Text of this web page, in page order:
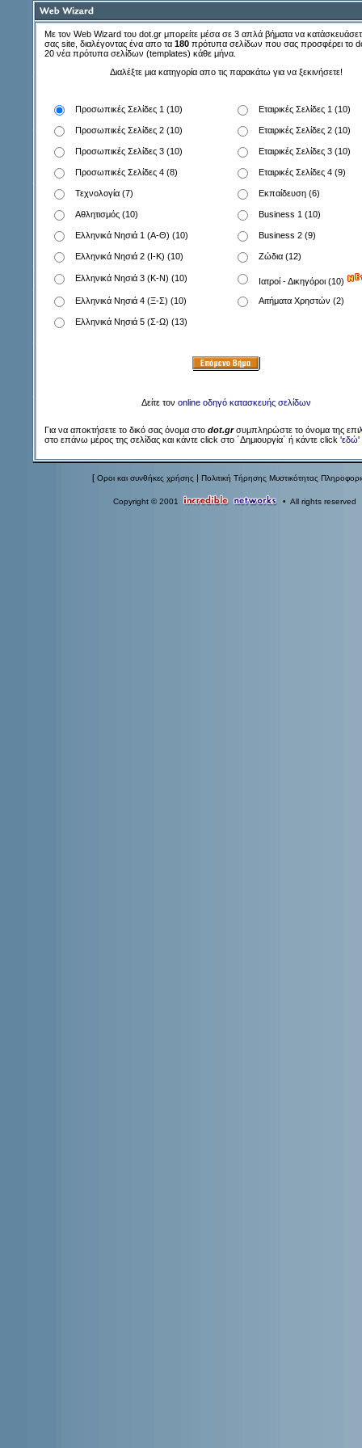
Με τον Web Wizard του dot.gr μπορείτε μέσα σε 3 απλά βήματα να
σας site, διαλέγοντας ένα απο τα 180πρότυπα σελίδων που σας προσφέρει το
20 νέα πρότυπα σελίδων (templates) κάθε μήνα.
Διαλέξτε μια κατηγορία απο τις παρακάτω για να ξεκινήσετε!
Προσωπικές Σελίδες 1 (10) Εταιρικές Σελίδες 1 (10)
Προσωπικές Σελίδες 2 (10) Εταιρικές Σελίδες 2 (10)
Προσωπικές Σελίδες 3 (10) Εταιρικές Σελίδες 3 (10)
Προσωπικές Σελίδες 4 (8) Εταιρικές Σελίδες 4 (9)
Τεχνολογία (7) Εκπαίδευση (6)
Αθλητισμός (10) Business 1 (10)
Ελληνικά Νησιά 1 (A-Θ) (10) Βusiness 2 (9)
Ελληνικά Νησιά 2 (I-K) (10) Ζώδια (12)
Ελληνικά Νησιά 3 (K-N) (10)
Ιατροί - Δικηγόροι (10)
Ελληνικά Νησιά 4 (Ξ-Σ) (10)
Αιτήματα Χρηστών (2)
Ελληνικά Νησιά 5 (Σ-Ω) (13)
Δείτε τον online οδηγό κατασκευής σελίδων
Για να αποκτήσετε το δικό σας όνομα στο dot.grσυμπληρώστε το όνομα της
στο επάνω μέρος της σελίδας και κάντε click στο ΄Δημιουργία΄ ή κάντε click 'εδώ'
[ Οροι και συνθήκες χρήσης | Πολιτική Τήρησης Μυστικότητας
Copyright © 2001 • All rights reserved